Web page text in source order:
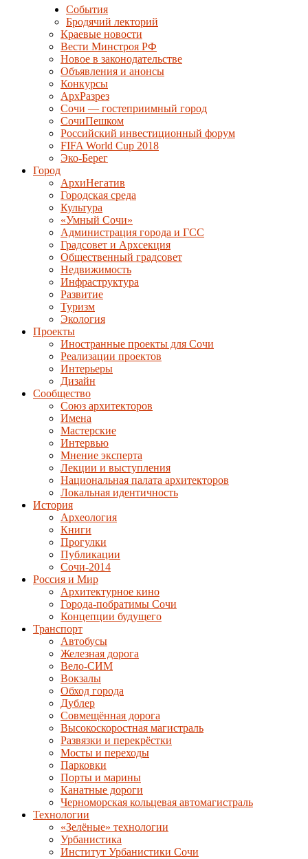
События
Бродячий лекторий
Краевые новости
Вести Минстроя РФ
Новое в законодательстве
Объявления и анонсы
Конкурсы
АрхРазрез
Сочи — гостеприимный город
СочиПешком
Российский инвестиционный форум
FIFA World Cup 2018
Эко-Берег
Город
АрхиНегатив
Городская среда
Культура
«Умный Сочи»
Администрация города и ГСС
Градсовет и Архсекция
Общественный градсовет
Недвижимость
Инфраструктура
Развитие
Туризм
Экология
Проекты
Иностранные проекты для Сочи
Реализации проектов
Интерьеры
Дизайн
Сообщество
Союз архитекторов
Имена
Мастерские
Интервью
Мнение эксперта
Лекции и выступления
Национальная палата архитекторов
Локальная идентичность
История
Археология
Книги
Прогулки
Публикации
Сочи-2014
Россия и Мир
Архитектурное кино
Города-побратимы Сочи
Концепции будущего
Транспорт
Автобусы
Железная дорога
Вело-СИМ
Вокзалы
Обход города
Дублер
Совмещённая дорога
Высокоскоростная магистраль
Развязки и перекрёстки
Мосты и переходы
Парковки
Порты и марины
Канатные дороги
Черноморская кольцевая автомагистраль
Технологии
«Зелёные» технологии
Урбанистика
Институт Урбанистики Сочи